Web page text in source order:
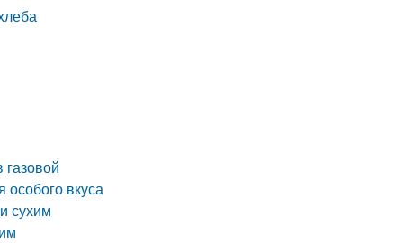
газовой
вкуса
сухим